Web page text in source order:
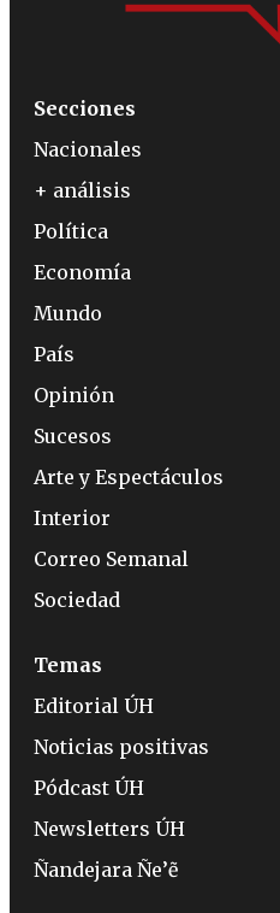
Secciones
Nacionales
+ análisis
Política
Economía
Mundo
País
Opinión
Sucesos
Arte y Espectáculos
Interior
Correo Semanal
Sociedad
Temas
Editorial ÚH
Noticias positivas
Pódcast ÚH
Newsletters ÚH
Ñandejara Ñe’ẽ